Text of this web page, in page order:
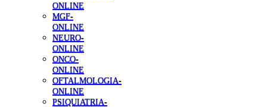
ONLINE
MGF-
ONLINE
NEURO-
ONLINE
ONCO-
ONLINE
OFTALMOLOGIA-
ONLINE
PSIQUIATRIA-